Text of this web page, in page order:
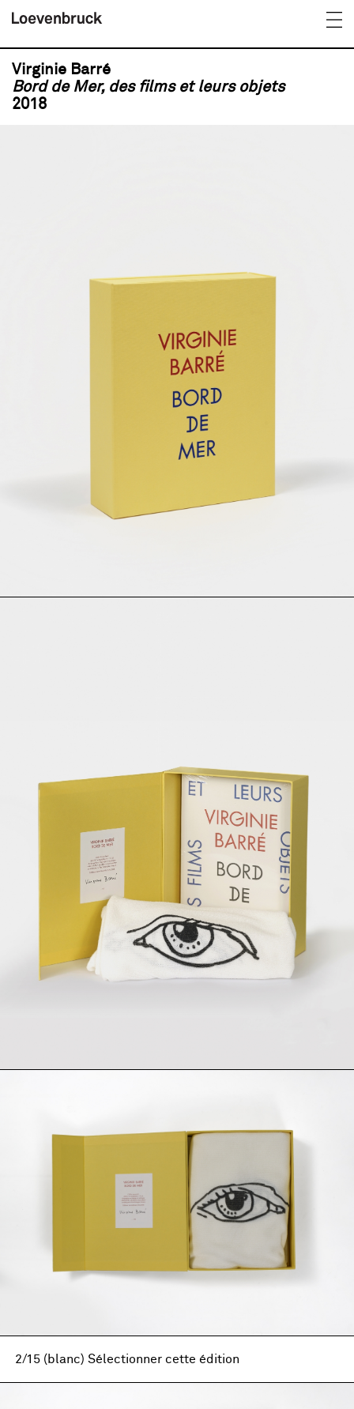
Virginie Barré
Bord de Mer, des films et leurs objets
2018
2/15 (blanc) Sélectionner cette édition